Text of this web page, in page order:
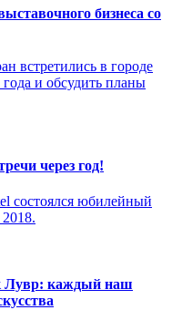
бизнеса со
встретились в городе
и обсудить планы
через год!
состоялся юбилейный
Лувр: каждый наш